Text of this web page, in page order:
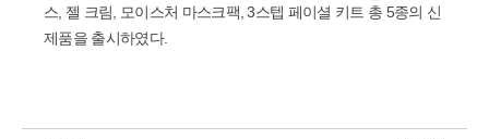
스, 젤 크림, 모이스처 마스크팩, 3스텝 페이셜 키트 총 5종의 신
제품을 출시하였다.